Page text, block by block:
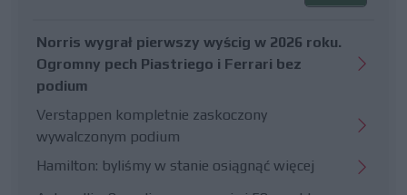
Norris wygrał pierwszy wyścig w 2026 roku.
Ogromny pech Piastriego i Ferrari bez
podium
Verstappen kompletnie zaskoczony
wywalczonym podium
Hamilton: byliśmy w stanie osiągnąć więcej